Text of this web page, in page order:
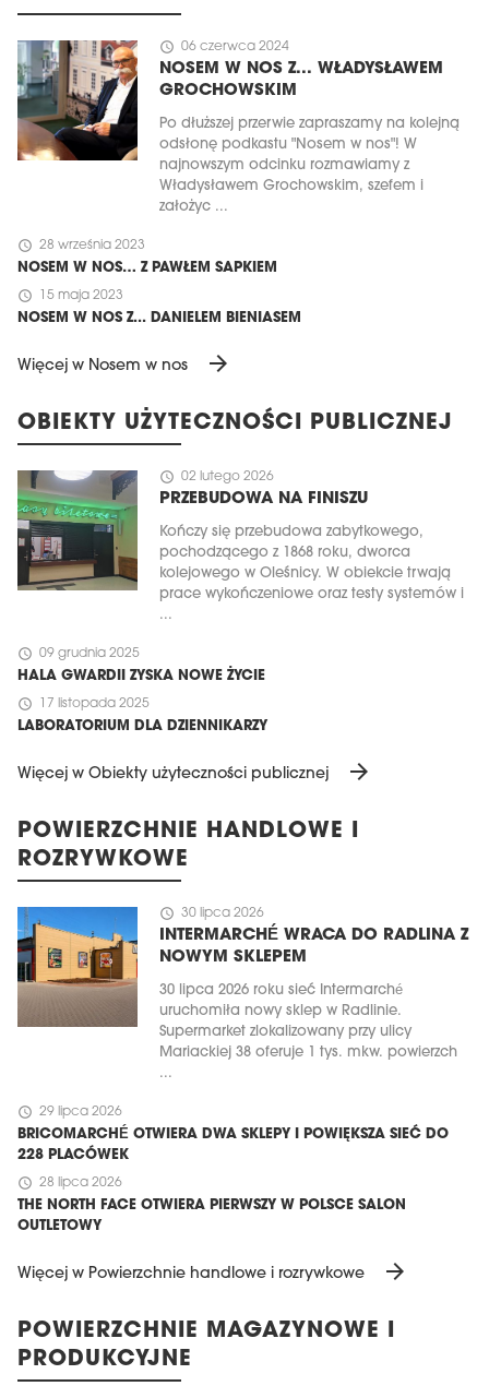
schedule 06 czerwca 2024
NOSEM W NOS Z... WŁADYSŁAWEM
GROCHOWSKIM
Po dłuższej przerwie zapraszamy na kolejną
odsłonę podkastu "Nosem w nos"! W
najnowszym odcinku rozmawiamy z
Władysławem Grochowskim, szefem i
założyc ...
schedule 28 września 2023
NOSEM W NOS… Z PAWŁEM SAPKIEM
schedule 15 maja 2023
NOSEM W NOS Z... DANIELEM BIENIASEM
Więcej w Nosem w nos arrow_forward
OBIEKTY UŻYTECZNOŚCI PUBLICZNEJ
schedule 02 lutego 2026
PRZEBUDOWA NA FINISZU
Kończy się przebudowa zabytkowego,
pochodzącego z 1868 roku, dworca
kolejowego w Oleśnicy. W obiekcie trwają
prace wykończeniowe oraz testy systemów i
...
schedule 09 grudnia 2025
HALA GWARDII ZYSKA NOWE ŻYCIE
schedule 17 listopada 2025
LABORATORIUM DLA DZIENNIKARZY
Więcej w Obiekty użyteczności publicznej arrow_forward
POWIERZCHNIE HANDLOWE I
ROZRYWKOWE
schedule 30 lipca 2026
INTERMARCHÉ WRACA DO RADLINA Z
NOWYM SKLEPEM
30 lipca 2026 roku sieć Intermarché
uruchomiła nowy sklep w Radlinie.
Supermarket zlokalizowany przy ulicy
Mariackiej 38 oferuje 1 tys. mkw. powierzch
...
schedule 29 lipca 2026
BRICOMARCHÉ OTWIERA DWA SKLEPY I POWIĘKSZA SIEĆ DO
228 PLACÓWEK
schedule 28 lipca 2026
THE NORTH FACE OTWIERA PIERWSZY W POLSCE SALON
OUTLETOWY
Więcej w Powierzchnie handlowe i rozrywkowe arrow_forward
POWIERZCHNIE MAGAZYNOWE I
PRODUKCYJNE